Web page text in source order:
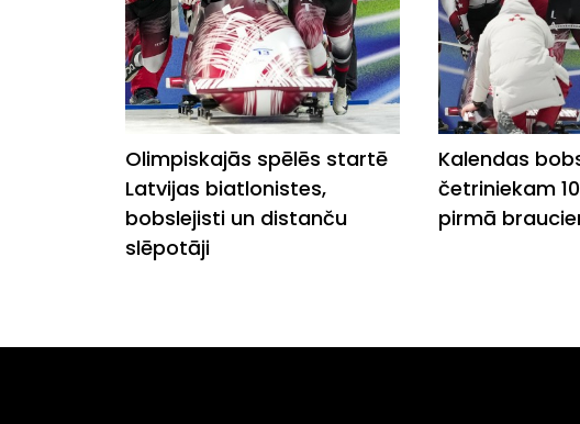
Olimpiskajās spēlēs startē
Latvijas biatlonistes,
bobslejisti un distanču
slēpotāji
Kalendas
četriniekam
pirmā